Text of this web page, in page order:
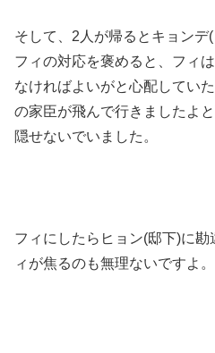
そして、2人が帰るとキョン
フィの対応を褒めると、フィ
なければよいがと心配してい
の家臣が飛んで行きましたよ
隠せないでいました。
フィにしたらヒョン(邸下)に
ィが焦るのも無理ないですよ。